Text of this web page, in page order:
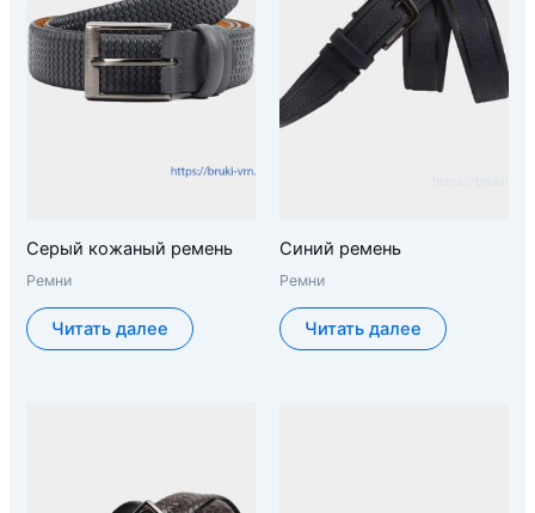
Серый кожаный ремень
Ремни
Читать далее
Синий ремень
Ремни
Читать далее